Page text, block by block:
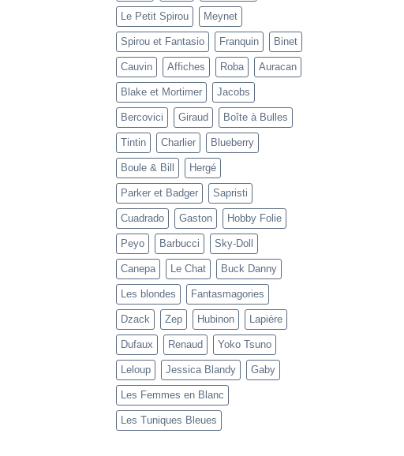
Le Petit Spirou Meynet
Spirou et Fantasio Franquin Binet
Cauvin Affiches Roba Auracan
Blake et Mortimer Jacobs
Bercovici Giraud Boîte à Bulles
Tintin Charlier Blueberry
Boule & Bill Hergé
Parker et Badger Sapristi
Cuadrado Gaston Hobby Folie
Peyo Barbucci Sky-Doll
Canepa Le Chat Buck Danny
Les blondes Fantasmagories
Dzack Zep Hubinon Lapière
Dufaux Renaud Yoko Tsuno
Leloup Jessica Blandy Gaby
Les Femmes en Blanc
Les Tuniques Bleues